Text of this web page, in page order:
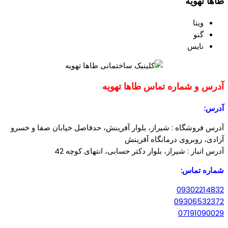
ویتا
گنو
نایس
آدرس و شماره تماس طاها تهویه
آدرس:
آدرس فروشگاه : شیراز، بلوار آفرینش، حدفاصل خیابان صفا و خسرو
آزادی، روبروی درمانگاه آفرینش
آدرس انبار : شیراز، بلوار دکتر حسابی، انتهای کوچه 42
شماره تماس:
09302214832
09306532372
07191090029